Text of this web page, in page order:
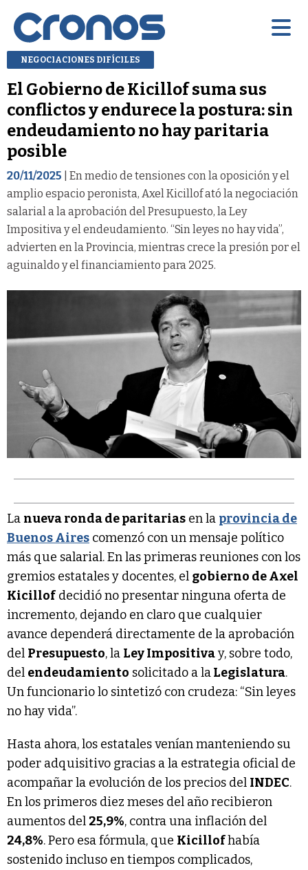
NEGOCIACIONES DIFÍCILES
El Gobierno de Kicillof suma sus
conflictos y endurece la postura: sin
endeudamiento no hay paritaria
posible
20/11/2025 | En medio de tensiones con la oposición y el
amplio espacio peronista, Axel Kicillof ató la negociación
salarial a la aprobación del Presupuesto, la Ley
Impositiva y el endeudamiento. “Sin leyes no hay vida”,
advierten en la Provincia, mientras crece la presión por el
aguinaldo y el financiamiento para 2025.
La nueva ronda de paritarias en la provincia de
Buenos Aires comenzó con un mensaje político
más que salarial. En las primeras reuniones con los
gremios estatales y docentes, el gobierno de Axel
Kicillofdecidió no presentar ninguna oferta de
incremento, dejando en claro que cualquier
avance dependerá directamente de la aprobación
del Presupuesto, la Ley Impositivay, sobre todo,
del endeudamiento solicitado a laLegislatura.
Un funcionario lo sintetizó con crudeza: “Sin leyes
no hay vida”.
Hasta ahora, los estatales venían manteniendo su
poder adquisitivo gracias a la estrategia oficial de
acompañar la evolución de los precios del INDEC.
En los primeros diez meses del año recibieron
aumentos del 25,9%, contra una inflación del
24,8%. Pero esa fórmula, que Kicillofhabía
sostenido incluso en tiempos complicados,